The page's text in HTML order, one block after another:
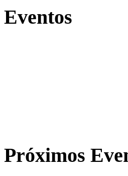
Eventos
Próximos